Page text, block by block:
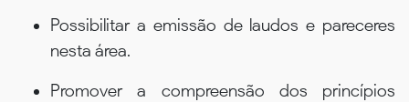
Possibilitar a emissão de laudos e pareceres
nesta área.
Promover a compreensão dos princípios